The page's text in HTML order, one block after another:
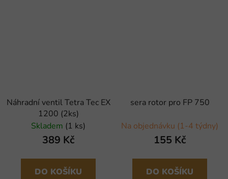
Náhradní ventil Tetra Tec EX
1200 (2ks)
Skladem (1 ks)
389 Kč
DO KOŠÍKU
sera rotor pro FP 750
Na objednávku (1-4 týdny)
155 Kč
DO KOŠÍKU